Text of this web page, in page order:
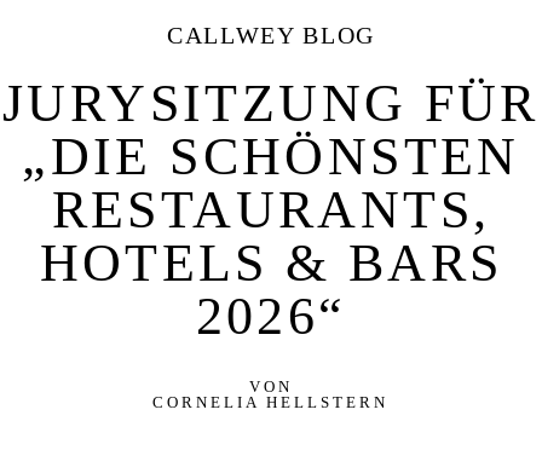
AWARDS
BEST OF ARCHITECTURE
CORPORATE PUBLISHING
BLOG
VERLAG
SHOP
CALLWEY BLOG
JURYSITZUNG FÜR
„DIE SCHÖNSTEN
RESTAURANTS,
HOTELS & BARS
2026“
VON
CORNELIA HELLSTERN